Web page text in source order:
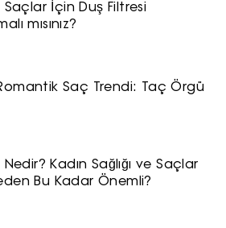
Saçlar İçin Duş Filtresi
mısınız?
Romantik Saç Trendi: Taç Örgü
Nedir? Kadın Sağlığı ve Saçlar
Bu Kadar Önemli?